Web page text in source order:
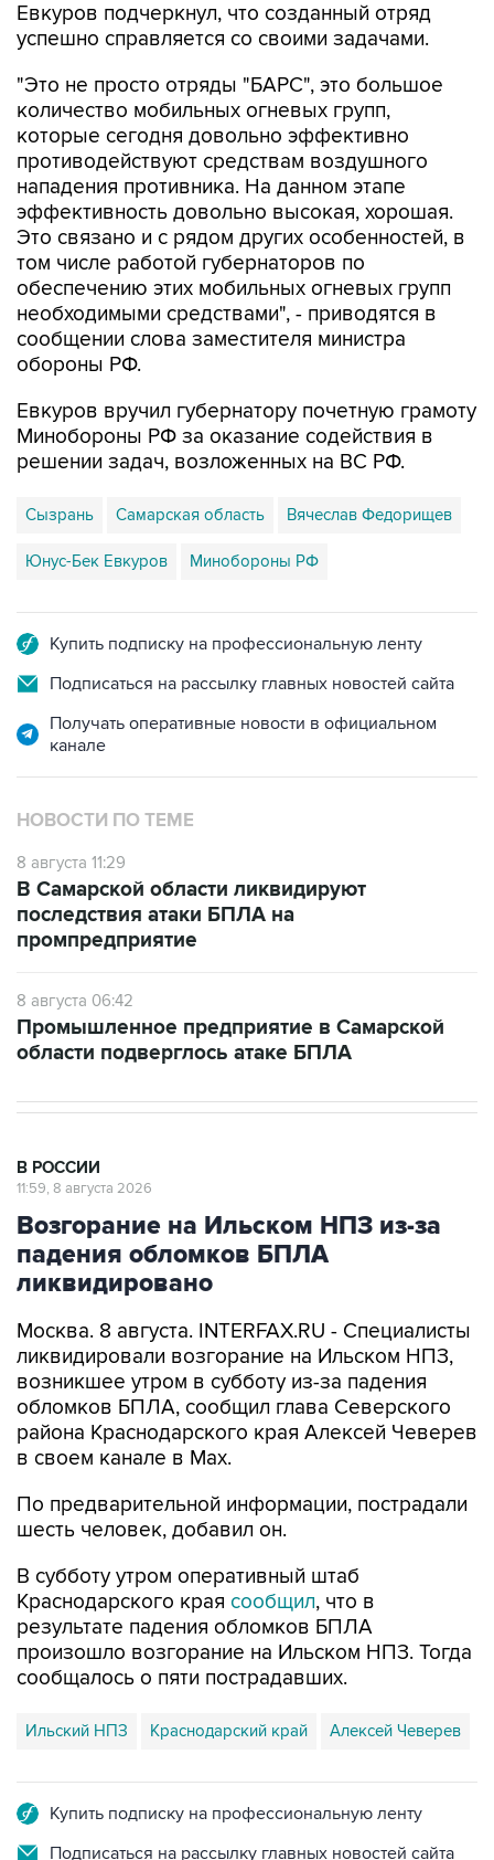
Евкуров подчеркнул, что созданный отряд
успешно справляется со своими задачами.
"Это не просто отряды "БАРС", это большое
количество мобильных огневых групп,
которые сегодня довольно эффективно
противодействуют средствам воздушного
нападения противника. На данном этапе
эффективность довольно высокая, хорошая.
Это связано и с рядом других особенностей, в
том числе работой губернаторов по
обеспечению этих мобильных огневых групп
необходимыми средствами", - приводятся в
сообщении слова заместителя министра
обороны РФ.
Евкуров вручил губернатору почетную грамоту
Минобороны РФ за оказание содействия в
решении задач, возложенных на ВС РФ.
Сызрань Самарская область Вячеслав Федорищев
Юнус-Бек Евкуров Минобороны РФ
Купить подписку на профессиональную ленту
Подписаться на рассылку главных новостей сайта
Получать оперативные новости в официальном
канале
НОВОСТИ ПО ТЕМЕ
8 августа 11:29
В Самарской области ликвидируют
последствия атаки БПЛА на
промпредприятие
8 августа 06:42
Промышленное предприятие в Самарской
области подверглось атаке БПЛА
В РОССИИ
11:59, 8 августа 2026
Возгорание на Ильском НПЗ из-за
падения обломков БПЛА
ликвидировано
Москва. 8 августа. INTERFAX.RU - Специалисты
ликвидировали возгорание на Ильском НПЗ,
возникшее утром в субботу из-за падения
обломков БПЛА, сообщил глава Северского
района Краснодарского края Алексей Чеверев
в своем канале в Max.
По предварительной информации, пострадали
шесть человек, добавил он.
В субботу утром оперативный штаб
Краснодарского края сообщил, что в
результате падения обломков БПЛА
произошло возгорание на Ильском НПЗ. Тогда
сообщалось о пяти пострадавших.
Ильский НПЗ Краснодарский край Алексей Чеверев
Купить подписку на профессиональную ленту
Подписаться на рассылку главных новостей сайта